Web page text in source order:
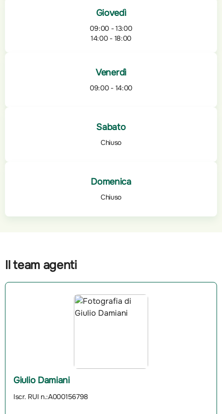
Giovedì
09:00 - 13:00
14:00 - 18:00
Venerdì
09:00 - 14:00
Sabato
Chiuso
Domenica
Chiuso
Il team agenti
Giulio Damiani
Iscr. RUI n.:A000156798